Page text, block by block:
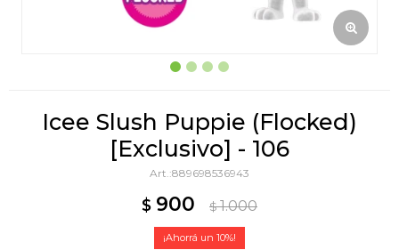
Icee Slush Puppie (Flocked)
[Exclusivo] - 106
889698536943
$ 900 $ 1.000
10